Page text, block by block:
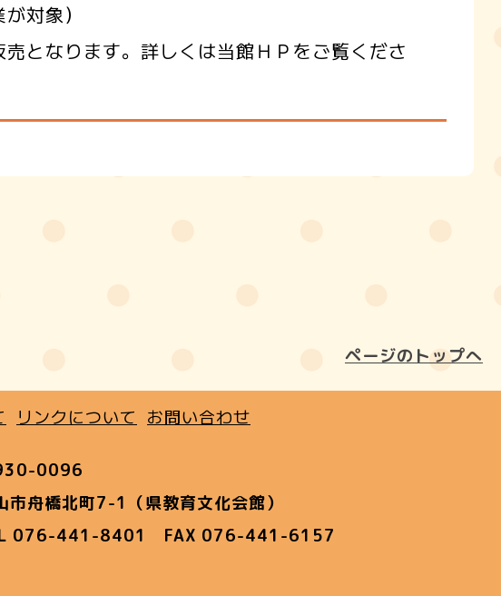
象）
となります。詳しくは当館ＨＰをご覧くださ
ページのトップへ
リンクについて お問い合わせ
0096
市舟橋北町7-1（県教育文化会館）
076-441-8401 FAX 076-441-6157